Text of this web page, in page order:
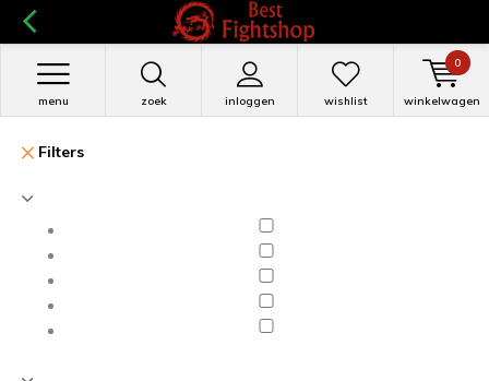
zoek inloggen
menu wishlist winkelwagen
0
Filters